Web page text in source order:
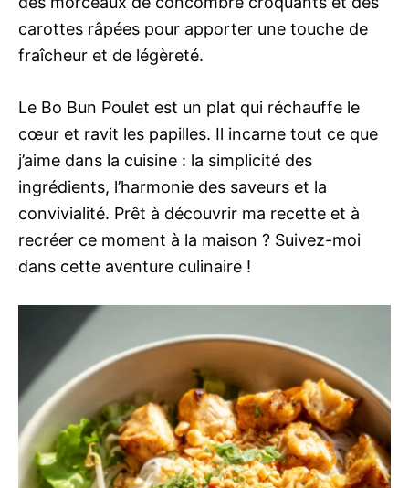
carottes râpées pour apporter une touche de
fraîcheur et de légèreté.
Le Bo Bun Poulet est un plat qui réchauffe le
cœur et ravit les papilles. Il incarne tout ce que
j’aime dans la cuisine : la simplicité des
ingrédients, l’harmonie des saveurs et la
convivialité. Prêt à découvrir ma recette et à
recréer ce moment à la maison ? Suivez-moi
dans cette aventure culinaire !